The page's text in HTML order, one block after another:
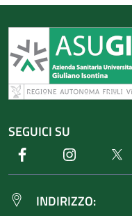
SEGUICI SU
Facebook Instagram
INDIRIZZO: